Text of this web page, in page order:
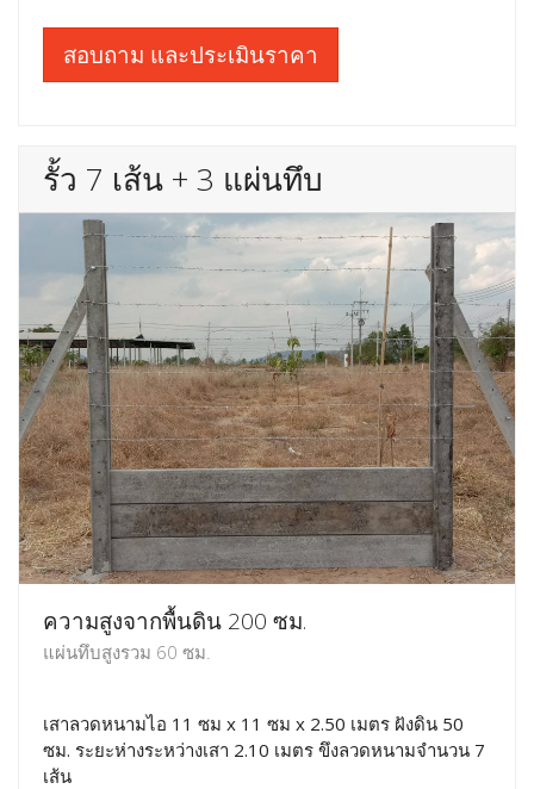
สอบถาม และประเมินราคา
รั้ว 7 เส้น + 3 แผ่นทึบ
ความสูงจากพื้นดิน 200 ซม.
แผ่นทึบสูงรวม 60 ซม.
เสาลวดหนามไอ 11 ซม x 11 ซม x 2.50 เมตร ฝังดิน 50
ซม. ระยะห่างระหว่างเสา 2.10 เมตร ขึงลวดหนามจำนวน 7
เส้น